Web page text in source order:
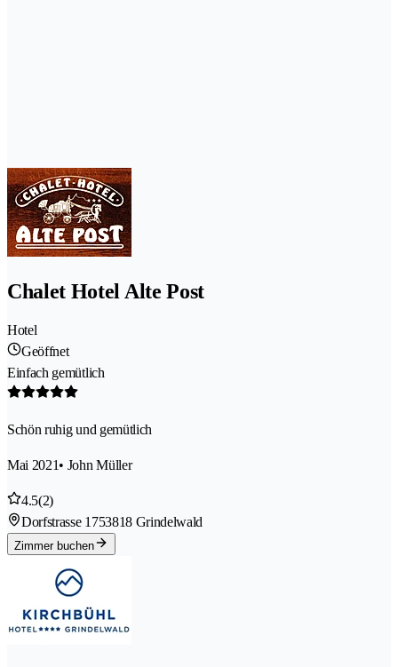
Chalet Hotel Alte Post
Hotel
Geöffnet
Einfach gemütlich
Schön ruhig und gemütlich
Mai 2021• John Müller
4.5(2)
Dorfstrasse 1753818 Grindelwald
Zimmer buchen